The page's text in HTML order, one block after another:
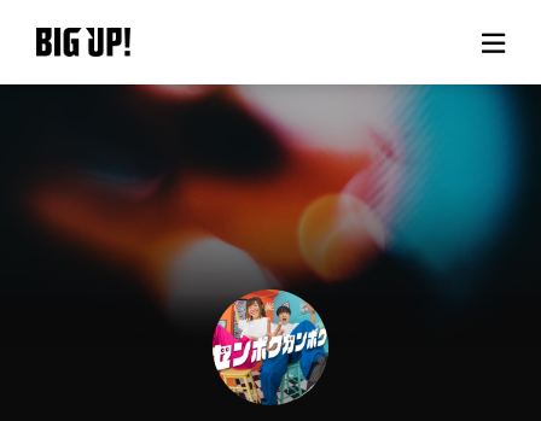
About BIG UP!
News
Rate plan
support
Usage flow